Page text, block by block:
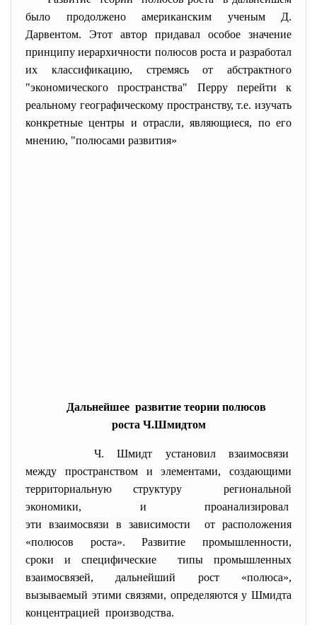
было продолжено американским ученым Д.
Дарвентом. Этот автор придавал особое значение
принципу иерархичности полюсов роста и разработал
их классификацию, стремясь от абстрактного
"экономического пространства" Перру перейти к
реальному географическому пространству, т.е. изучать
конкретные центры и отрасли, являющиеся, по его
мнению, "полюсами развития»
Дальнейшее развитие теории полюсов
роста Ч.Шмидтом
Ч. Шмидт установил взаимосвязи
между пространством иэлементами, создающими
территориальную структуру региональной
экономики, и проанализировал
эти взаимосвязи в зависимости от расположения
«полюсов роста». Развитие промышленности,
сроки и специфические типы промышленных
взаимосвязей, дальнейший рост «полюса»,
вызываемый этими связями, определяются у Шмидта
концентрацией производства.